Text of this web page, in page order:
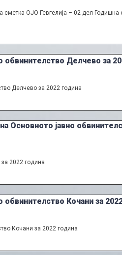
ОЈО Гевгелија – 02 дел
обвинителство Делчево за
Делчево за 2022 година
Основното јавно
2022 година
Кочани за
Кочани за 2022 година